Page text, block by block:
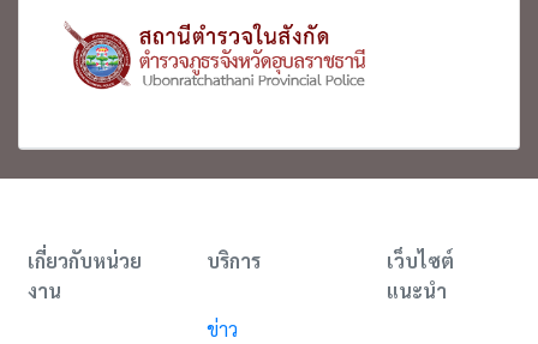
เกี่ยวกับหน่วย
งาน
บริการ
ข่าว
เว็บไซต์
แนะนำ